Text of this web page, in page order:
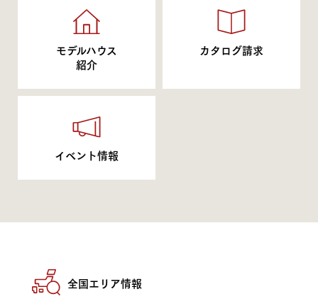
モデルハウス
紹介
カタログ請求
イベント情報
全国エリア情報